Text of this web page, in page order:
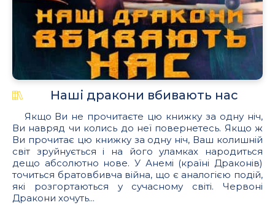
Наші дракони вбивають нас
Якщо Ви не прочитаєте цю книжку за одну ніч,
Ви навряд чи колись до неї повернетесь. Якщо ж
Ви прочитає цю книжку за одну ніч, Ваш колишній
світ зруйнується і на його уламках народиться
дещо абсолютно нове. У Анемі (країні Драконів)
точиться братовбивча війна, що є аналогією подій,
які розгортаються у сучасному світі. Червоні
Дракони хочуть...